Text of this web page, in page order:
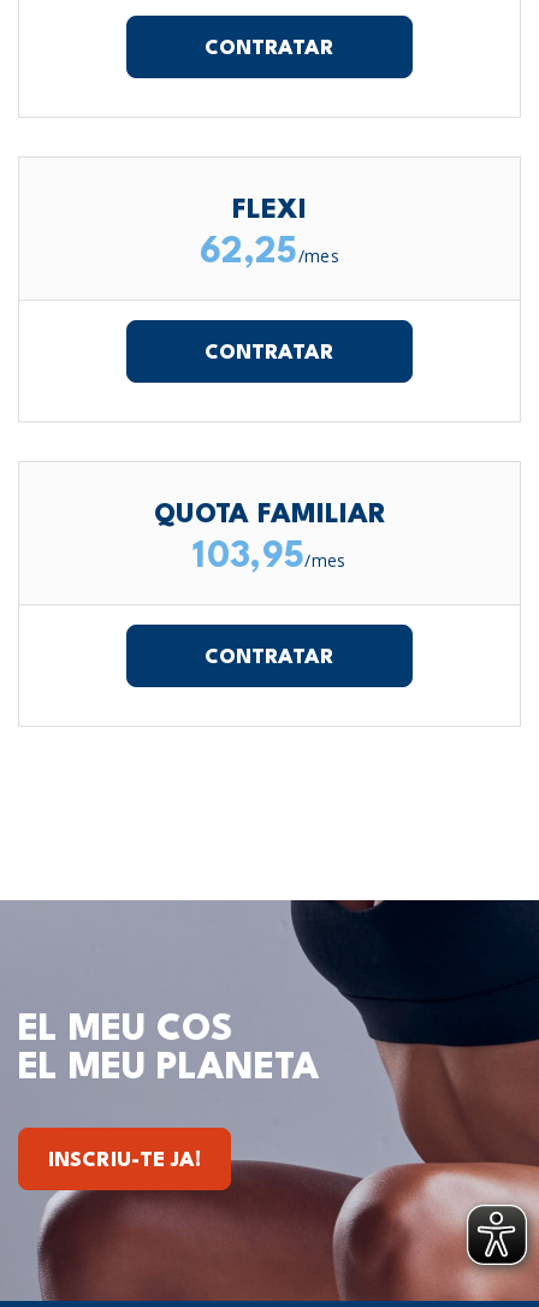
CONTRATAR
FLEXI
62,25/mes
CONTRATAR
QUOTA FAMILIAR
103,95/mes
CONTRATAR
EL MEU COS
EL MEU PLANETA
INSCRIU-TE JA!